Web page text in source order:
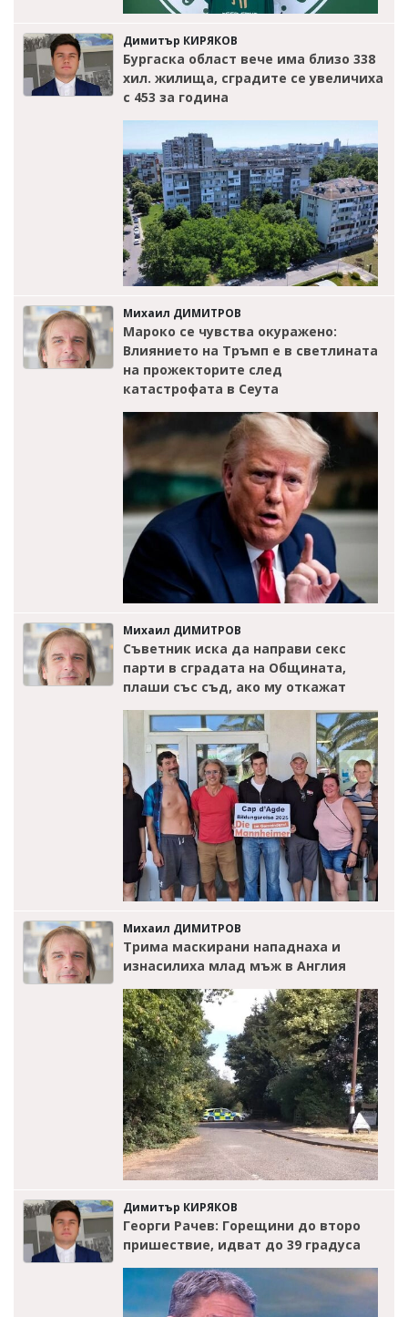
Димитър КИРЯКОВ
Бургаска област вече има близо 338
хил. жилища, сградите се увеличиха
с 453 за година
Михаил ДИМИТРОВ
Мароко се чувства окуражено:
Влиянието на Тръмп е в светлината
на прожекторите след
катастрофата в Сеута
Михаил ДИМИТРОВ
Съветник иска да направи секс
парти в сградата на Общината,
плаши със съд, ако му откажат
Михаил ДИМИТРОВ
Трима маскирани нападнаха и
изнасилиха млад мъж в Англия
Димитър КИРЯКОВ
Георги Рачев: Горещини до второ
пришествие, идват до 39 градуса